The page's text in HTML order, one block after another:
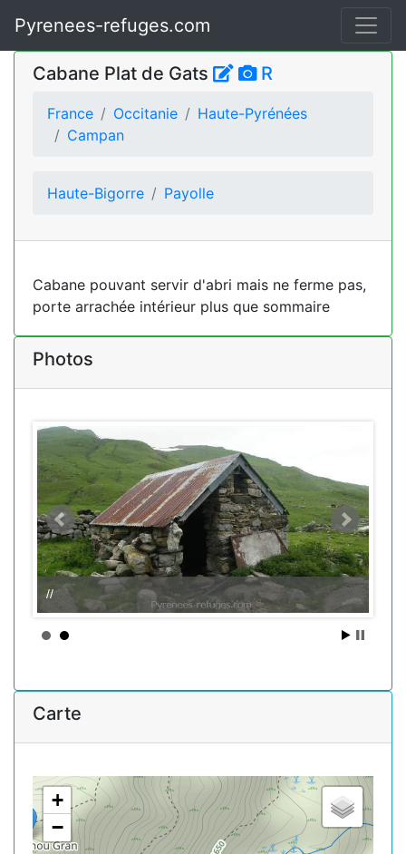
Pyrenees-refuges.com
Cabane Plat de Gats R
France Occitanie
Haute-Pyrénées
Campan
Haute-Bigorre Payolle
Cabane pouvant servir d'abri mais ne ferme pas,
porte arrachée intérieur plus que sommaire
Photos
//
Carte
+
−